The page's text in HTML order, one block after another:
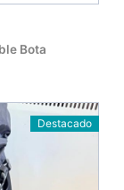
Bota
Destacado